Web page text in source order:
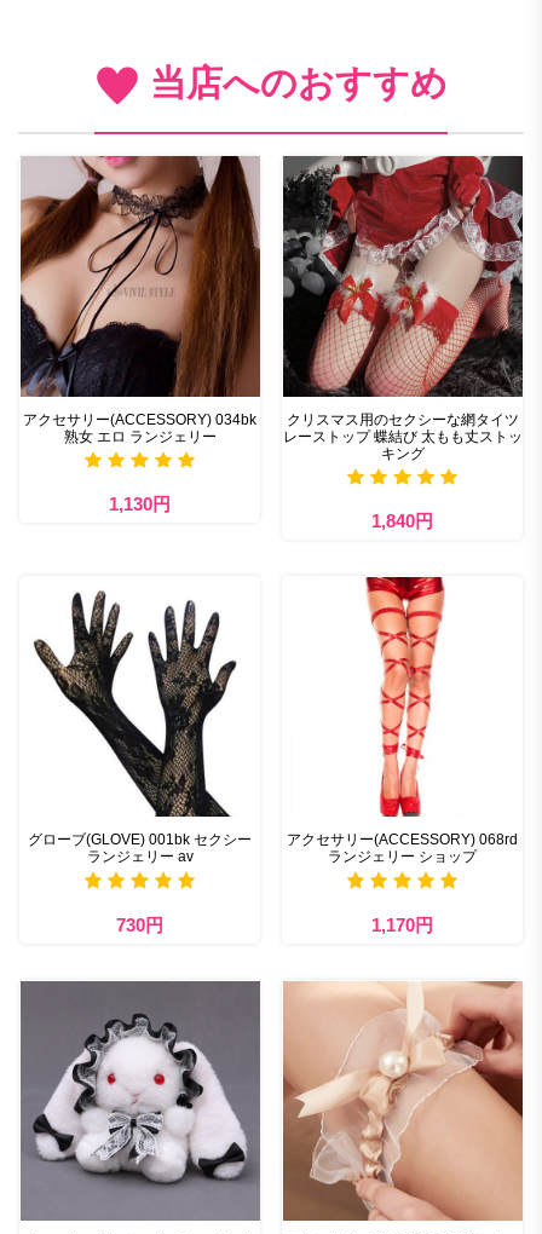
当店へのおすすめ
アクセサリー(ACCESSORY) 034bk
熟女 エロ ランジェリー
1,130円
クリスマス用のセクシーな網タイツ
レーストップ 蝶結び 太もも丈ストッ
キング
1,840円
グローブ(GLOVE) 001bk セクシー
ランジェリー av
730円
アクセサリー(ACCESSORY) 068rd
ランジェリー ショップ
1,170円